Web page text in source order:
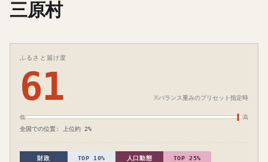
三原村
ふるさと届け度
61 ※バランス重みのプリセット指定時
低 高
全国での位置: 上位約 2%
財政 TOP 10% 人口動態 TOP 25%